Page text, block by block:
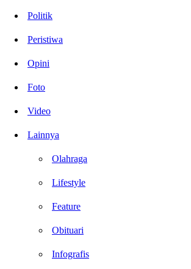
Politik
Peristiwa
Opini
Foto
Video
Lainnya
Olahraga
Lifestyle
Feature
Obituari
Infografis